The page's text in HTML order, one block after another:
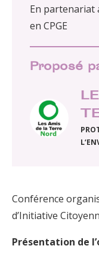
En partenariat
en CPGE
Proposé
Conférence
d’Initiative
Présentation de